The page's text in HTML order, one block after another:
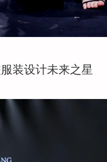
装设计未来之星